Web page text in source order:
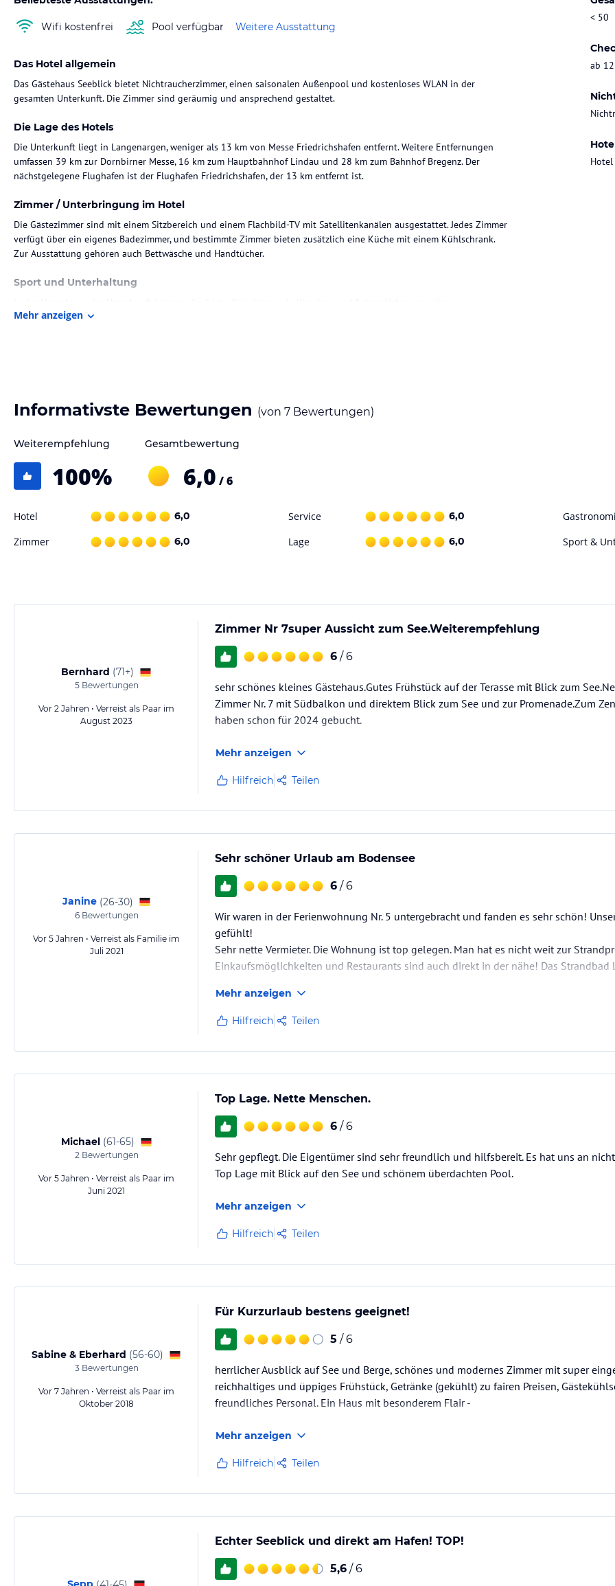
Wifi kostenfrei Pool verfügbar Weitere Ausstattung
< 50
ab
Hotel
Das Hotel allgemein
Das Gästehaus Seeblick bietet Nichtraucherzimmer, einen saisonalen Außenpool und kostenloses WLAN in der
gesamten Unterkunft. Die Zimmer sind geräumig und ansprechend gestaltet.
Die Lage des Hotels
Die Unterkunft liegt in Langenargen, weniger als 13 km von Messe Friedrichshafen entfernt. Weitere Entfernungen
umfassen 39 km zur Dornbirner Messe, 16 km zum Hauptbahnhof Lindau und 28 km zum Bahnhof Bregenz. Der
nächstgelegene Flughafen ist der Flughafen Friedrichshafen, der 13 km entfernt ist.
Zimmer / Unterbringung im Hotel
Die Gästezimmer sind mit einem Sitzbereich und einem Flachbild-TV mit Satellitenkanälen ausgestattet. Jedes Zimmer
verfügt über ein eigenes Badezimmer, und bestimmte Zimmer bieten zusätzlich eine Küche mit einem Kühlschrank.
Zur Ausstattung gehören auch Bettwäsche und Handtücher.
Sport und Unterhaltung
Mehr anzeigen
Informativste Bewertungen (von 7 Bewertungen)
Weiterempfehlung
100%
Gesamtbewertung
6,0 / 6
Hotel 6,0 Service 6,0
Zimmer 6,0 Lage 6,0 Sport &
Bernhard (71+)
5Bewertungen
Vor 2 Jahren • Verreist als Paar im
August 2023
Zimmer Nr 7super Aussicht zum See.Weiterempfehlung
6 / 6
sehr schönes kleines Gästehaus.Gutes Frühstück auf der Terasse mit Blick zum
Zimmer Nr. 7 mit Südbalkon und direktem Blick zum See und zur Promenade.Zum
haben schon für 2024 gebucht.
Mehr anzeigen
Hilfreich Teilen
Janine (26-30)
6Bewertungen
Vor 5 Jahren • Verreist als Familie im
Juli 2021
Sehr schöner Urlaub am Bodensee
6 / 6
Wir waren in der Ferienwohnung Nr. 5 untergebracht und fanden es sehr schön!
gefühlt!
Sehr nette Vermieter. Die Wohnung ist top gelegen. Man hat es nicht weit zur
Einkaufsmöglichkeiten und Restaurants sind auch direkt in der nähe! Das Strandbad
Wir kommen gerne wieder.
Familie Lotzenburger
Mehr anzeigen
Hilfreich Teilen
Michael (61-65)
2Bewertungen
Vor 5 Jahren • Verreist als Paar im
Juni 2021
Top Lage. Nette Menschen.
6 / 6
Sehr gepflegt. Die Eigentümer sind sehr freundlich und hilfsbereit. Es hat uns an
Top Lage mit Blick auf den See und schönem überdachten Pool.
Mehr anzeigen
Hilfreich Teilen
Sabine & Eberhard (56-60)
3Bewertungen
Vor 7 Jahren • Verreist als Paar im
Oktober 2018
Für Kurzurlaub bestens geeignet!
5 / 6
herrlicher Ausblick auf See und Berge, schönes und modernes Zimmer mit super
reichhaltiges und üppiges Frühstück, Getränke (gekühlt) zu fairen Preisen,
freundliches Personal. Ein Haus mit besonderem Flair -
Mehr anzeigen
Hilfreich Teilen
Echter Seeblick und direkt am Hafen! TOP!
5,6 / 6